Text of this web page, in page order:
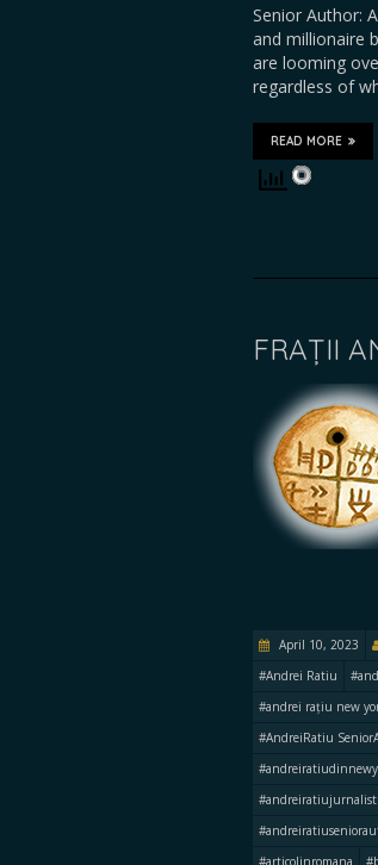
Senior Author:
and millionaire
are looming
regardless of
READ MORE
FRAȚII
April 10, 2023
#Andrei Ratiu
#andrei rațiu new
#AndreiRatiu
#articolinromana